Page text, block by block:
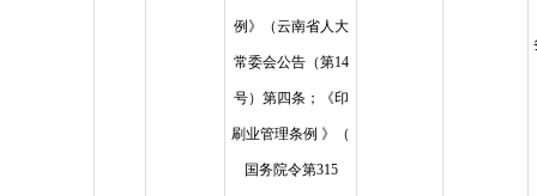
例》（云南省人大
常委会公告（第14
号）第四条；《印
刷业管理条例 》（
国务院令第315